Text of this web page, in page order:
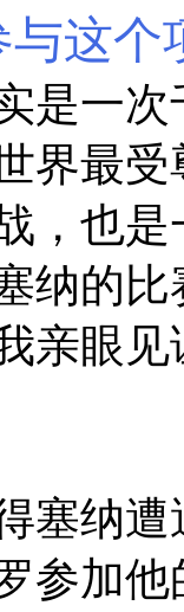
这个
是一
界最
，也
纳的
亲眼
塞纳
参加